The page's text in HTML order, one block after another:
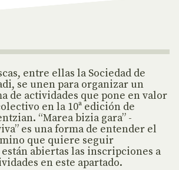
entre ellas la Sociedad de
se unen para organizar un
de actividades que pone en valor
en la 10ª edición de
“Marea bizia gara” -
es una forma de entender el
que quiere seguir
abiertas las inscripciones a
en este apartado.